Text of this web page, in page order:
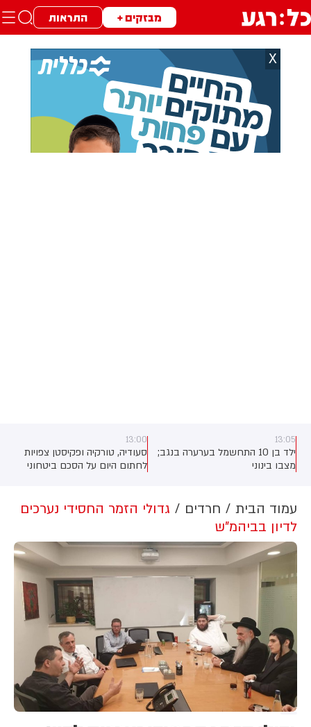
מבזקים + התראות
X
13:05
ילד בן 10 התחשמל בערערה בנגב;
מצבו בינוני
13:00
סעודיה, טורקיה ופקיסטן צפויות
לחתום היום על הסכם ביטחוני
ובפקיסטן. לפי גורם ביטחוני טורקי,
ההסכם צפוי להיחתם בסעודיה
מוחמד בן סלמאן, נשיא טורקיה,
רג'פ טאיפ ארדואן וראש ממשלת
פקיסטן, שהבז שריף.
עמוד הבית חרדים
גדולי הזמר החסידי נערכים
לדיון בביהמ"ש